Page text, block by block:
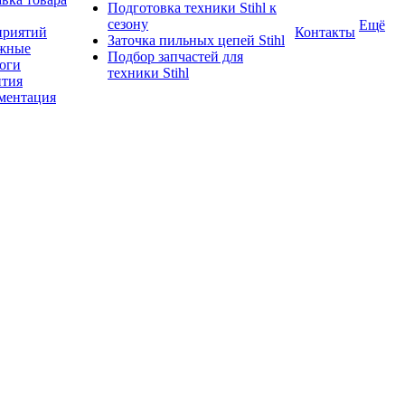
Подготовка техники Stihl к
сезону
Заточка пильных цепей Stihl
Подбор запчастей для
техники Stihl
Контакты Ещё